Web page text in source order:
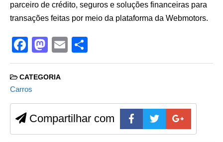
parceiro de crédito, seguros e soluções financeiras para
transações feitas por meio da plataforma da Webmotors.
F
a
c
e
b
o
M
a
st
d
o
E
m h
CATEGORIA
Carros
Compartilhar com